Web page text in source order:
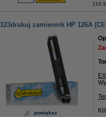
123drukuj zamiennik HP 126A
powiększ